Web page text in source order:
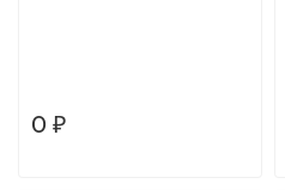
0 ₽